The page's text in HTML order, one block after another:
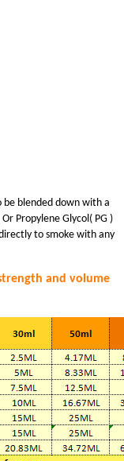
be blended down with a
Propylene Glycol( PG )
to smoke with any
and volume